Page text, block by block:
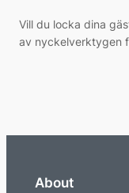
Vill du locka dina
av nyckelverktygen
About